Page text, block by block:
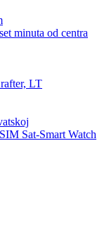
minuta od centra
LT
Sat-Smart Watch